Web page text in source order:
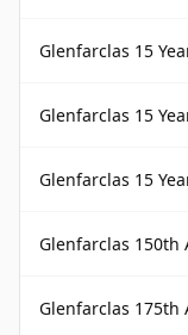
Glenfarclas 15
Glenfarclas 15
Glenfarclas 15
Glenfarclas 150th
Glenfarclas 175th